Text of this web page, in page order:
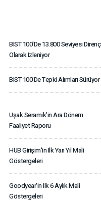
BIST 100'de 13.800 Seviyesi Direnç
Olarak Izleniyor
BIST 100’de Tepki Alımları Sürüyor
Uşak Seramik'in Ara Dönem
Faaliyet Raporu
HUB Girişim'in Ilk Yarı Yıl Mali
Göstergeleri
Goodyear'in Ilk 6 Aylık Mali
Göstergeleri